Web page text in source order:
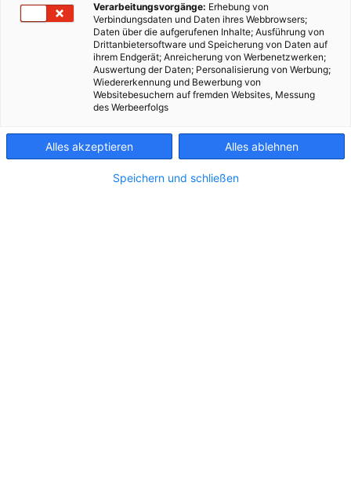
Verarbeitungsvorgänge: Erhebung von
Verbindungsdaten und Daten ihres Webbrowsers;
Daten über die aufgerufenen Inhalte; Ausführung von
Drittanbietersoftware und Speicherung von Daten auf
ihrem Endgerät; Anreicherung von Werbenetzwerken;
Auswertung der Daten; Personalisierung von Werbung;
Wiedererkennung und Bewerbung von
Websitebesuchern auf fremden Websites, Messung
des Werbeerfolgs
Alles akzeptieren Alles ablehnen
Speichern und schließen